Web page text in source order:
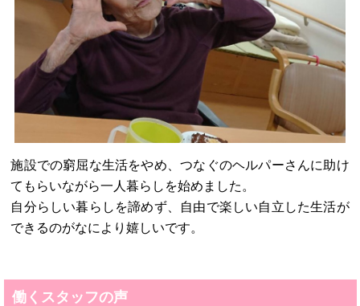
施設での窮屈な生活をやめ、つなぐのヘルパーさんに助け
てもらいながら一人暮らしを始めました。
自分らしい暮らしを諦めず、自由で楽しい自立した生活が
できるのがなにより嬉しいです。
働くスタッフの声